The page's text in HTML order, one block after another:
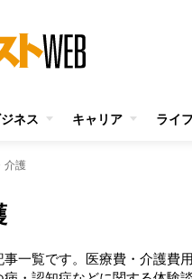
ネス キャリア ライフ
介護
一覧です。医療費・介護費